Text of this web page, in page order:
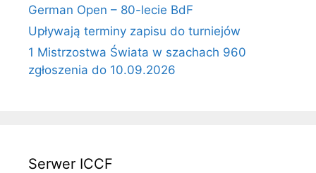
German Open – 80-lecie BdF
Upływają terminy zapisu do turniejów
1 Mistrzostwa Świata w szachach 960
zgłoszenia do 10.09.2026
Serwer ICCF